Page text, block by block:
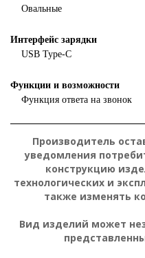
Овальные
Интерфейс зарядки
USB Type-C
Функции и возможности
Функция ответа на звонок
Производитель
уведомления
конструкцию
технологических и
также изменять
Вид изделий может